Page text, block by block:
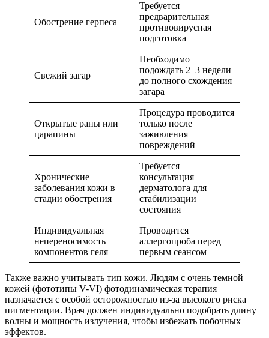
Обострение герпеса
Требуется
предварительная
противовирусная
подготовка
Свежий загар
Необходимо
подождать 2–3 недели
до полного схождения
загара
Открытые раны или
царапины
Процедура проводится
только после
заживления
повреждений
Хронические
заболевания кожи в
стадии обострения
Требуется
консультация
дерматолога для
стабилизации
состояния
Индивидуальная
непереносимость
компонентов геля
Проводится
аллергопроба перед
первым сеансом
Также важно учитывать тип кожи. Людям с очень темной
кожей (фототипы V-VI) фотодинамическая терапия
назначается с особой осторожностью из-за высокого риска
пигментации. Врач должен индивидуально подобрать длину
волны и мощность излучения, чтобы избежать побочных
эффектов.